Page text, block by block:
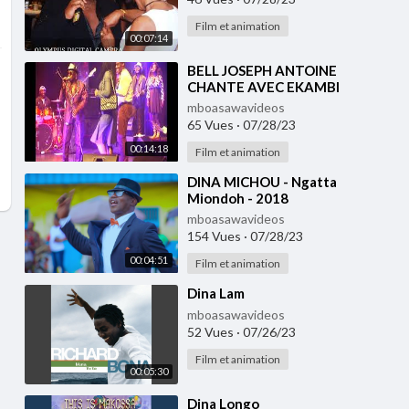
00:07:14
Film et animation
00:14:18
⁣BELL JOSEPH ANTOINE
CHANTE AVEC EKAMBI
BRILLANT
mboasawavideos
65 Vues · 07/28/23
Film et animation
00:04:51
⁣DINA MICHOU - Ngatta
Miondoh - 2018
mboasawavideos
154 Vues · 07/28/23
Film et animation
00:05:30
⁣Dina Lam
mboasawavideos
52 Vues · 07/26/23
Film et animation
⁣Dina Longo